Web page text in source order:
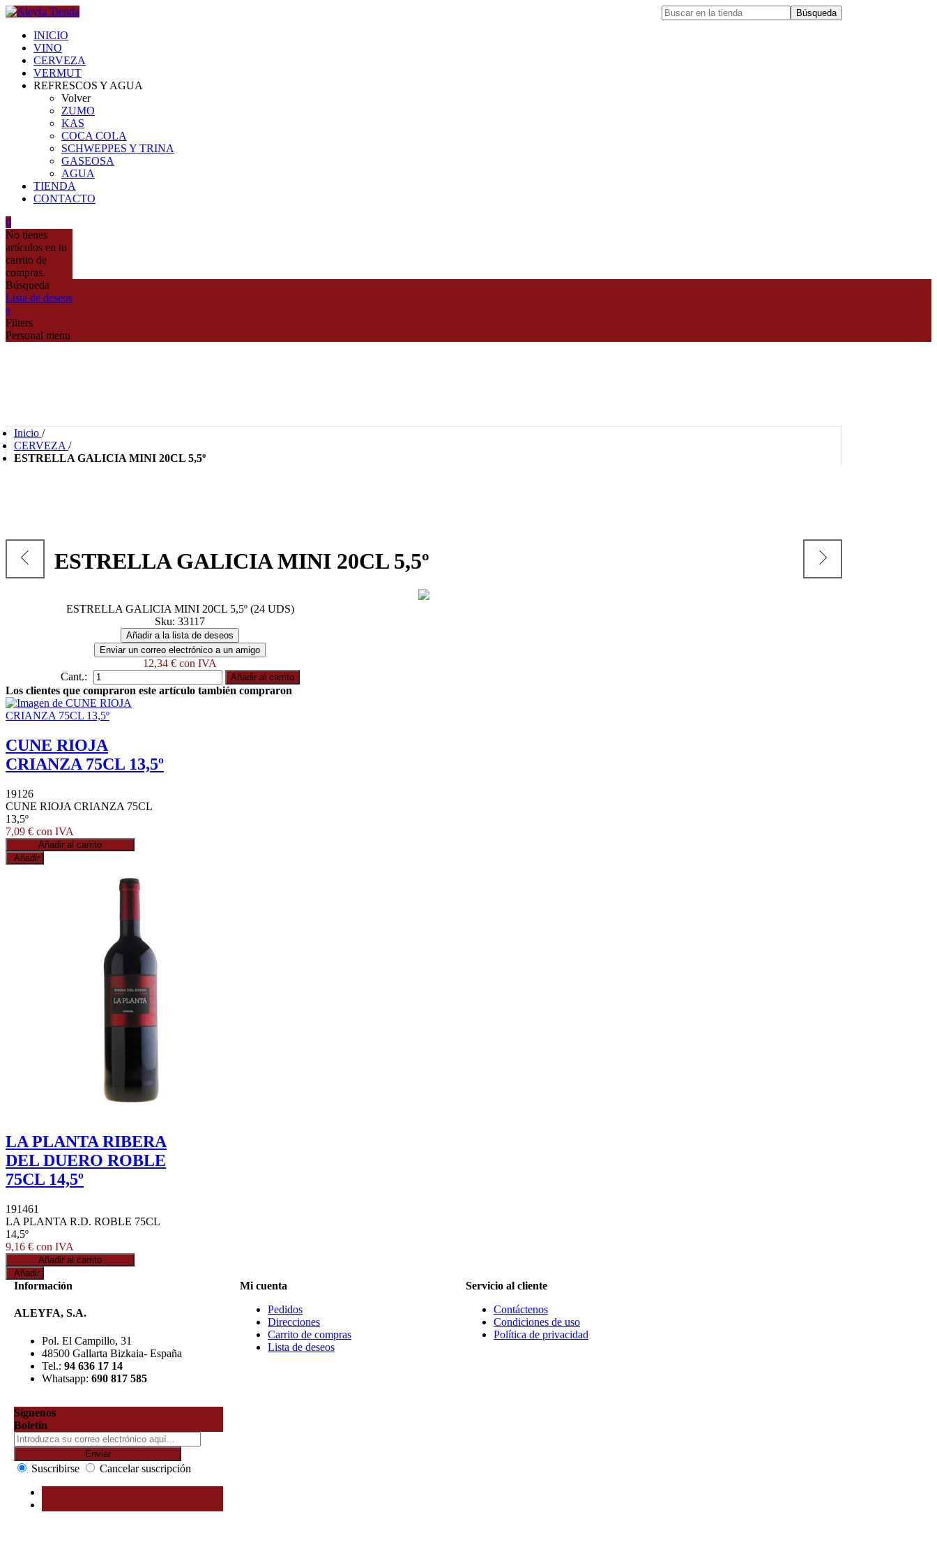
INICIO
VINO
CERVEZA
VERMUT
REFRESCOS Y AGUA
Volver
ZUMO
KAS
COCA COLA
SCHWEPPES Y TRINA
GASEOSA
AGUA
TIENDA
CONTACTO
0
No tienes
artículos en tu
carrito de
compras.
Búsqueda
Lista de deseos
0
Filters
Personal menu
Inicio /
CERVEZA /
ESTRELLA GALICIA MINI 20CL 5,5º
ESTRELLA GALICIA MINI 20CL 5,5º
ESTRELLA GALICIA MINI 20CL 5,5º (24 UDS)
Sku: 33117
12,34 € con IVA
Cant.:
Los clientes que compraron este artículo también compraron
CUNE RIOJA
CRIANZA 75CL 13,5º
19126
CUNE RIOJA CRIANZA 75CL
13,5º
7,09 € con IVA
LA PLANTA RIBERA
DEL DUERO ROBLE
75CL 14,5º
191461
LA PLANTA R.D. ROBLE 75CL
14,5º
9,16 € con IVA
Información
ALEYFA, S.A.
Pol. El Campillo, 31
48500 Gallarta Bizkaia- España
Tel.: 94 636 17 14
Whatsapp: 690 817 585
Mi cuenta
Pedidos
Direcciones
Carrito de compras
Lista de deseos
Servicio al cliente
Contáctenos
Condiciones de uso
Política de privacidad
Síguenos
Boletín
Suscribirse Cancelar suscripción